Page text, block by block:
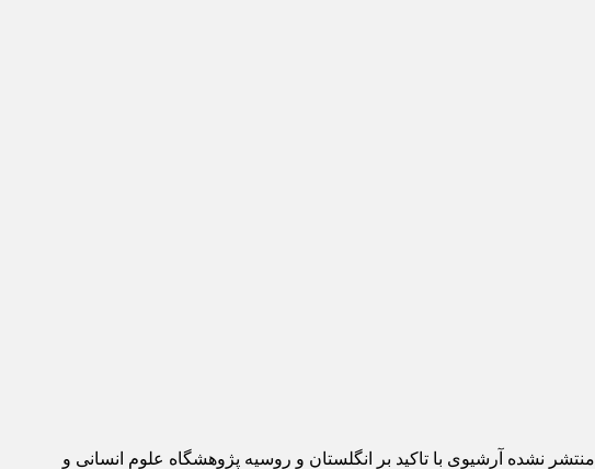
نشده آرشیوی با تاکید بر انگلستان و روسیه پژوهشگاه علوم انسانی و